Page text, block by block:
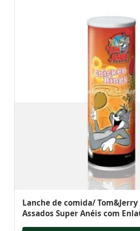
Lanche de comida/
Assados Super Anéis com